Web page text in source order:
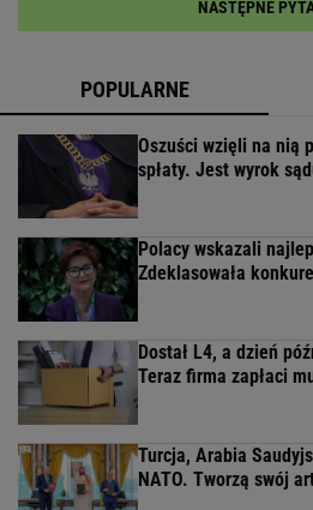
NASTĘPNE
POPULARNE
Oszuści wzięli na nią
spłaty. Jest wyrok
Polacy wskazali
Zdeklasowała
Dostał L4, a dzień
Teraz firma zapłaci
Turcja, Arabia
NATO. Tworzą swój